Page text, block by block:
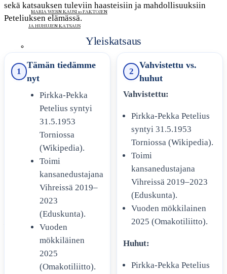
MARIA WERN KAUSI 10 FAKTOJEN
JA HUHUJEN KATSAUS
RISTO RÄPPÄÄJÄ ROOLIT –
FAKTOJA JA AIKAJANAN
MUUTOKSIA
ELOKUVASSA
MEISTÄ
YHTEYSTIEDOT
MAINONTA
sekä katsauksen tuleviin haasteisiin ja mahdollisuuksiin
Peteliuksen elämässä.
Yleiskatsaus
1
Tämän tiedämme
nyt
Pirkka-Pekka
Petelius syntyi
31.5.1953
Torniossa
(Wikipedia).
Toimi
kansanedustajana
Vihreissä 2019–
2023
(Eduskunta).
Vuoden
mökkiläinen
2025
(Omakotiliitto).
2
Vahvistettu vs.
huhut
Vahvistettu:
Pirkka-Pekka Petelius
syntyi 31.5.1953
Torniossa (Wikipedia).
Toimi
kansanedustajana
Vihreissä 2019–2023
(Eduskunta).
Vuoden mökkilainen
2025 (Omakotiliitto).
Huhut:
Pirkka-Pekka Petelius